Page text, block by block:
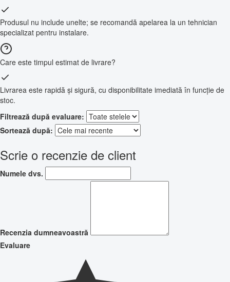
Produsul nu include unelte; se recomandă apelarea la un tehnician
specializat pentru instalare.
Care este timpul estimat de livrare?
Livrarea este rapidă și sigură, cu disponibilitate imediată în funcție de
stoc.
Filtrează după evaluare:
Sortează după:
Scrie o recenzie de client
Numele dvs.
Recenzia dumneavoastră
Evaluare